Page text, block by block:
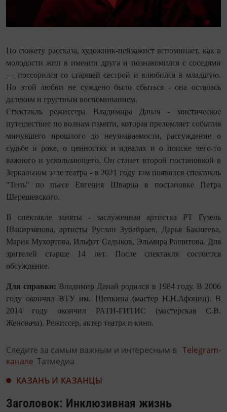
По сюжету рассказа, художник-пейзажист вспоминает, как в
молодости жил в имении друга и познакомился с соседями
— поссорился со старшей сестрой и влюбился в младшую.
Но этой любви не суждено было сбыться - она осталась
далеким и грустным воспоминанием.
Спектакль режиссера Владимира Даная - мистическое
путешествие по волнам памяти, которая преломляет события
минувшего прошлого до неузнаваемости, рассуждение о
судьбе и роке, о ценностях и идеалах и о поиске чего-то
важного и ускользающего. Он станет второй постановкой в
Зеркальном зале театра - в 2021 году там появился спектакль
"Тень" по пьесе Евгения Шварца в постановке Петра
Шерешевского.
В спектакле заняты - заслуженная артистка РТ Гузель
Шакирзянова, артисты Руслан Зубайраев, Дарья Бакшеева,
Мария Мухортова, Ильфат Садыков, Эльмира Рашитова. Для
зрителей старше 14 лет. После спектакля состоится
обсуждение.
Для справки: Владимир Данай родился в 1984 году. В 2006
году окончил ВТУ им. Щепкина (мастер Н.Н.Афонин). В
2014 году окончил РАТИ-ГИТИС (мастерская С.В.
Женовача). Режиссер, актер театра и кино.
Следите за самым важным и интересным в Telegram-
канале Татмедиа
КАЗАНЬ И КАЗАНЦЫ
Заголовок: Инклюзивная жизнь